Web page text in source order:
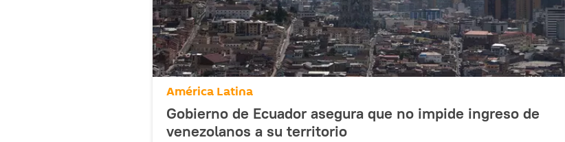
América Latina
Gobierno de Ecuador asegura que no impide ingreso de
venezolanos a su territorio